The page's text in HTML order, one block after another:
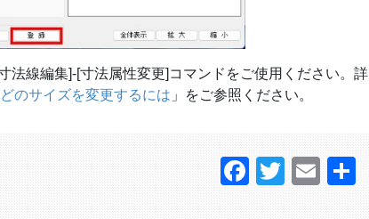
線編集]-[寸法属性変更]コマンドをご使用ください。詳
のサイズを変更するには 」をご参照ください。
Facebook
Twitter